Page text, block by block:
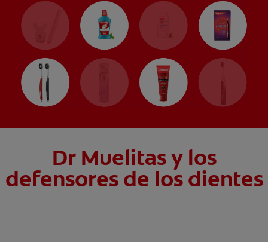
Dr Muelitas y los
defensores de los dientes